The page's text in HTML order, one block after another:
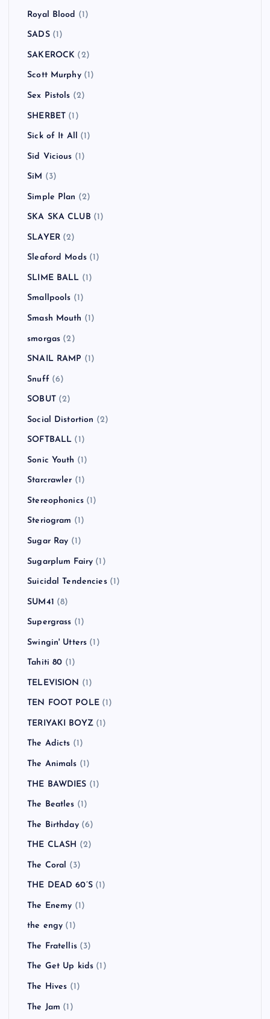
Royal Blood (1)
SADS(1)
SAKEROCK (2)
Scott Murphy(1)
Sex Pistols (2)
SHERBET (1)
Sick of It All (1)
Sid Vicious (1)
SiM (3)
Simple Plan (2)
SKA SKA CLUB (1)
SLAYER(2)
Sleaford Mods(1)
SLIME BALL (1)
Smallpools (1)
Smash Mouth (1)
smorgas (2)
SNAIL RAMP (1)
Snuff (6)
SOBUT(2)
Social Distortion (2)
SOFTBALL (1)
Sonic Youth (1)
Starcrawler (1)
Stereophonics(1)
Steriogram (1)
Sugar Ray (1)
Sugarplum Fairy (1)
Suicidal Tendencies(1)
SUM41 (8)
Supergrass (1)
Swingin' Utters (1)
Tahiti 80 (1)
TELEVISION (1)
TEN FOOT POLE(1)
TERIYAKI BOYZ(1)
The Adicts (1)
The Animals (1)
THE BAWDIES (1)
The Beatles (1)
The Birthday(6)
THE CLASH (2)
The Coral (3)
THE DEAD 60’S(1)
The Enemy (1)
the engy (1)
The Fratellis(3)
The Get Up kids (1)
The Hives (1)
The Jam (1)